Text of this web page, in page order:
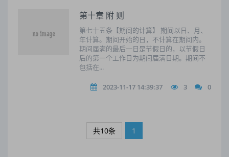
第十章 附 则
第七十五条【期间的计算】 期间以日、月、
年计算。期间开始的日，不计算在期间内。
期间届满的最后一日是节假日的，以节假日
后的第一个工作日为期间届满日期。期间不
包括在...
2023-11-17 14:39:37 3 0
共10条 1